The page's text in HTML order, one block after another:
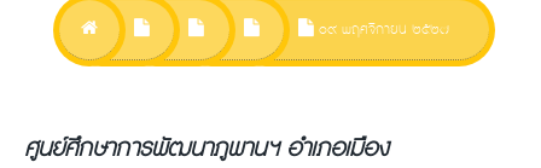
๐๙ พฤศจิกายน ๒๕๒๗
ศูนย์ศึกษาการพัฒนาภูพานฯ อำเภอเมือง